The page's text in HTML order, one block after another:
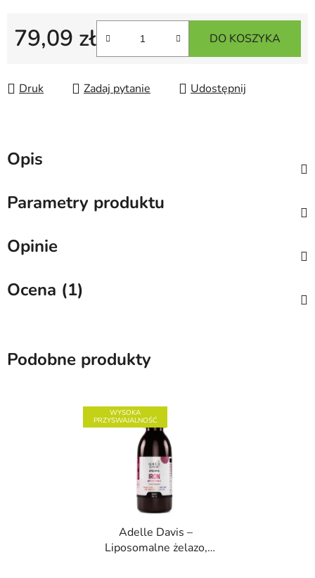
79,09 zł
Cena jednostkowa:
DO KOSZYKA
Druk Zadaj pytanie Udostępnij
Opis
Parametry produktu
Opinie
Ocena (1)
Podobne produkty
WYSOKA
PRZYSWAJALNOŚĆ
Adelle Davis –
Liposomalne żelazo,